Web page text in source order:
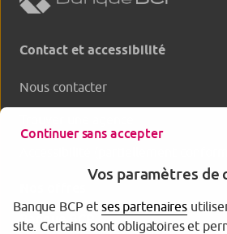
Contact et accessibilité
Nous contacter
Banque BCP
Continuer sans accepter
Vos paramètres de
Banque BCP etses partenaires
site. Certains sont obligatoires et